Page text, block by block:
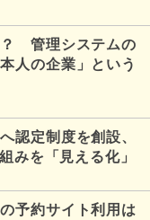
？ 管理システムの
人の企業」という
認定制度を創設、
みを「見える化」
予約サイト利用は